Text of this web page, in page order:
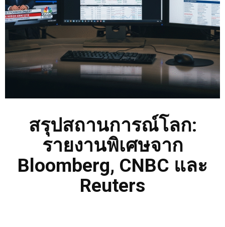
สรุปสถานการณ์โลก:
รายงานพิเศษจาก
Bloomberg, CNBC และ
Reuters